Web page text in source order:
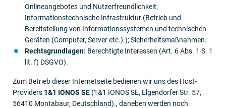
Onlineangebotes und Nutzerfreundlichkeit;
Informationstechnische Infrastruktur (Betrieb und
Bereitstellung von Informationssystemen und technischen
Geräten (Computer, Server etc.).); Sicherheitsmaßnahmen.
Rechtsgrundlagen: Berechtigte Interessen (Art. 6 Abs. 1 S. 1
lit. f) DSGVO).
Zum Betrieb dieser Internetseite bedienen wir uns des Host-
Providers 1&1 IONOS SE (1&1 IONOS SE, Elgendorfer Str. 57,
56410 Montabaur, Deutschland)., daneben werden noch